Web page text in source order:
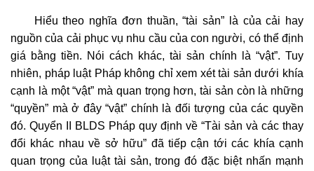
Hiểu theo nghĩa đơn thuần, “tài sản” là của cải hay
nguồn của cải phục vụ nhu cầu của con người, có thể định
giá bằng tiền. Nói cách khác, tài sản chính là “vật”. Tuy
nhiên, pháp luật Pháp không chỉ xem xét tài sản dưới khía
cạnh là một “vật” mà quan trọng hơn, tài sản còn là những
“quyền” mà ở đây “vật” chính là đối tượng của các quyền
đó. Quyển II BLDS Pháp quy định về “Tài sản và các thay
đổi khác nhau về sở hữu” đã tiếp cận tới các khía cạnh
quan trọng của luật tài sản, trong đó đặc biệt nhấn mạnh